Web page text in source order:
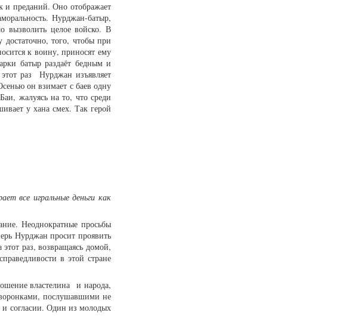
и преданий. Оно отображает
Нурджан-батыр,
вызволить целое войско. В
того, чтобы при
к воину, приносят ему
батыр раздаёт бедным и
раз Нурджан изъявляет
он взимает с баев одну
жалуясь на то, что среди
у хана смех. Так герой
все игральные деньги как
Неоднократные просьбы
Нурджан просит проявить
раз, возвращаясь домой,
в этой стране
властелина и народа,
послушавшими не
согласии. Один из молодых